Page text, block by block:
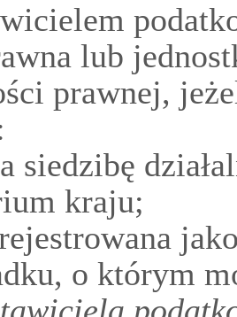
lub
prawnej,
siedzibę
kraju;
o którym